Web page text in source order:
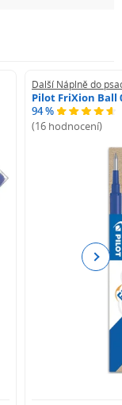
Další Náplně do
Pilot FriXion Ball
94 %
(16 hodnocení)
Next